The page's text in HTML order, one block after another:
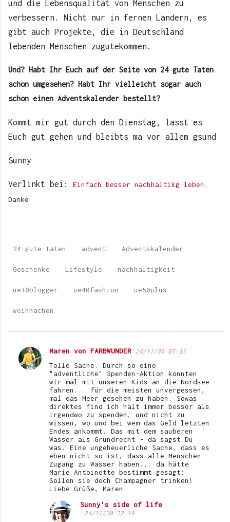
und die Lebensqualität von Menschen zu
verbessern. Nicht nur in fernen Ländern, es
gibt auch Projekte, die in Deutschland
lebenden Menschen zugutekommen.
Und? Habt Ihr Euch auf der Seite von 24 gute Taten
schon umgesehen? Habt Ihr vielleicht sogar auch
schon einen Adventskalender bestellt?
Kommt mir gut durch den Dienstag, lasst es
Euch gut gehen und bleibts ma vor allem gsund
Sunny
Verlinkt bei: Einfach besser nachhaltikg leben.
Danke
24-gute-taten advent Adventskalender
Geschenke Lifestyle nachhaltigkeit
ue30blogger ue40fashion ue50plus
weihnachen
K
Maren von FARBWUNDER 24/11/20 07:33
Tolle Sache. Durch so eine
"adventliche" Spenden-Aktion konnten
wir mal mit unseren Kids an die Nordsee
fahren... für die meisten unvergessen,
mal das Meer gesehen zu haben. Sowas
direktes find ich halt immer besser als
irgendwo zu spenden, und nicht zu
wissen, wo und bei wem das Geld letzten
Endes ankommt. Das mit dem sauberen
Wasser als Grundrecht - da sagst Du
was. Eine ungeheuerliche Sache, dass es
eben nicht so ist, dass alle Menschen
Zugang zu Wasser haben... da hätte
Marie Antoinette bestimmt gesagt:
Sollen sie doch Champagner trinken!
Liebe Grüße, Maren
Sunny's side of life
24/11/20 22:19